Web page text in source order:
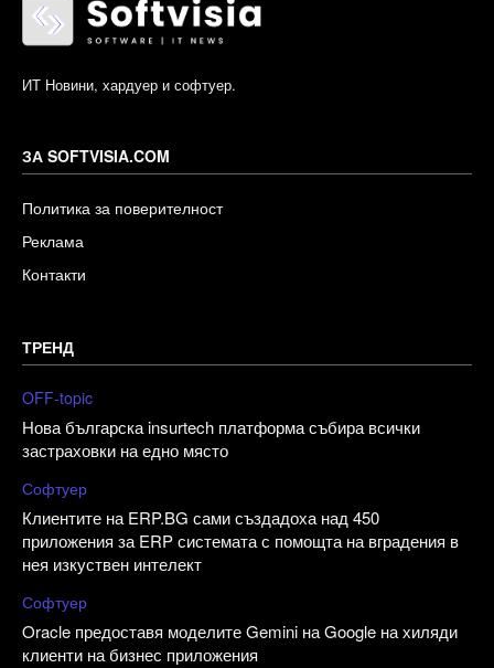
ИТ Новини, хардуер и софтуер.
ЗА SOFTVISIA.COM
Политика за поверителност
Реклама
Контакти
ТРЕНД
OFF-topic
Нова българска insurtech платформа събира всички
застраховки на едно място
Софтуер
Клиентите на ERP.BG сами създадоха над 450
приложения за ERP системата с помощта на вградения в
нея изкуствен интелект
Софтуер
Oracle предоставя моделите Gemini на Google на хиляди
клиенти на бизнес приложения